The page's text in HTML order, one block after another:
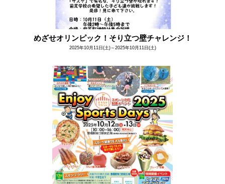
めざせオリンピック！そり立つ壁チャレンジ！
2025年10月11日(土)～2025年10月11日(土)